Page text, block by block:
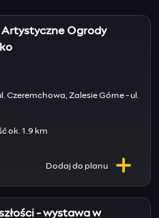
Artystyczne Ogrody
Czeremchowa, Zalesie Górne - ul.
ok. 1.9 km
Dodaj do planu
- wystawa w